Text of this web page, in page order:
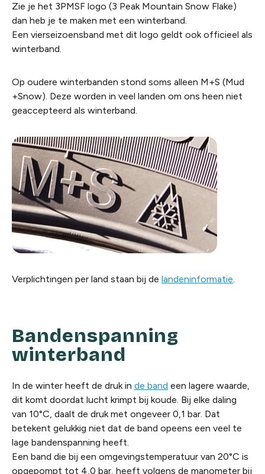
Zie je het 3PMSF logo (3 Peak Mountain Snow Flake)
dan heb je te maken met een winterband.
Een vierseizoensband met dit logo geldt ook officieel als
winterband.
Op oudere winterbanden stond soms alleen M+S (Mud
+Snow). Deze worden in veel landen om ons heen niet
geaccepteerd als winterband.
Verplichtingen per land staan bij de landeninformatie.
Bandenspanning
winterband
In de winter heeft de druk in de band een lagere waarde,
dit komt doordat lucht krimpt bij koude. Bij elke daling
van 10°C, daalt de druk met ongeveer 0,1 bar. Dat
betekent gelukkig niet dat de band opeens een veel te
lage bandenspanning heeft.
Een band die bij een omgevingstemperatuur van 20°C is
opgepompt tot 4,0 bar, heeft volgens de manometer bij